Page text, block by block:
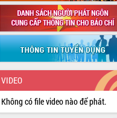
VIDEO
Không có file video nào để phát.